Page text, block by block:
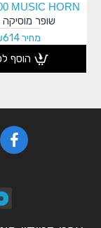
MUSIC HORN
שופר מוסיקה 60W
מחיר ₪614
הוסף